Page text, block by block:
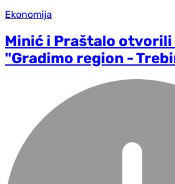
Ekonomija
Minić i Praštalo
"Gradimo region -